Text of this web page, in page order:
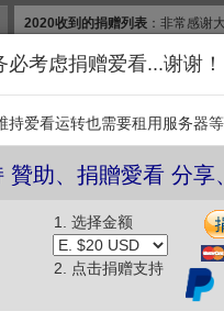
傳播愛看 ❤️
2020收到的捐赠列表：非常感谢
款, 合计$830. 扣除银行费用，
和维护【爱看】，我们需要投入大
继续捐赠
骨塔特價要買嗎？ 曾國城 JR
考虑捐赠爱看...谢谢！
爱看运转也需要租用服务器等
贊助、捐贈愛看
1. 选择金额
2. 点击捐赠支持